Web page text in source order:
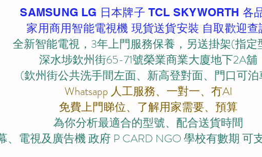
SAMSUNG LG 日本牌子 TCL SKYWORTH 各
家用商用智能電視機 現貨送貨安裝 自取歡迎查
全新智能電視，3年上門服務保養，另送掛架(指定
深水埗欽州街65-71號榮業商業大廈地下2A舖
(欽州街公共洗手間左面、新高登對面、門口可泊
Whatsapp 人工服務、一對一、冇AI
免費上門睇位、了解用家需要、預算
為你分析最適合的型號、配合送貨時間
、電視及廣告機 政府 P CARD NGO 學校有數期 可